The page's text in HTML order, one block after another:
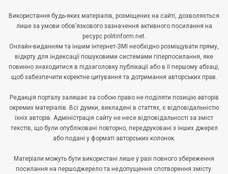
Використання будь-яких матеріалів, розміщених на сайті, дозволяється
лише за умови обов’язкового зазначення активного посилання на
ресурс politinform.net.
Онлайн-виданням та іншим інтернет-ЗМІ необхідно розміщувати пряму,
відкрту для індексації пошуковими системами гіперпосилання, яке
повинно знаходитися в підзаголовку публікації або в її першому абзаці,
щоб забезпечити коректне цитування та дотримання авторських прав.
Редакція порталу залишає за собою право не поділяти позицію авторів
окремих матеріалів. Всі думки, викладені в статтях, є відповідальністю
їхніх авторів. Адміністрація сайту не несе відповідальності за зміст
текстів, що були опубліковані повторно, передруковані з інших джерел
або подані у форматі авторських колонок.
Матеріали можуть бути використані лише у разі повного збереження
посилання на першоджерело та недопущення спотворення змісту.